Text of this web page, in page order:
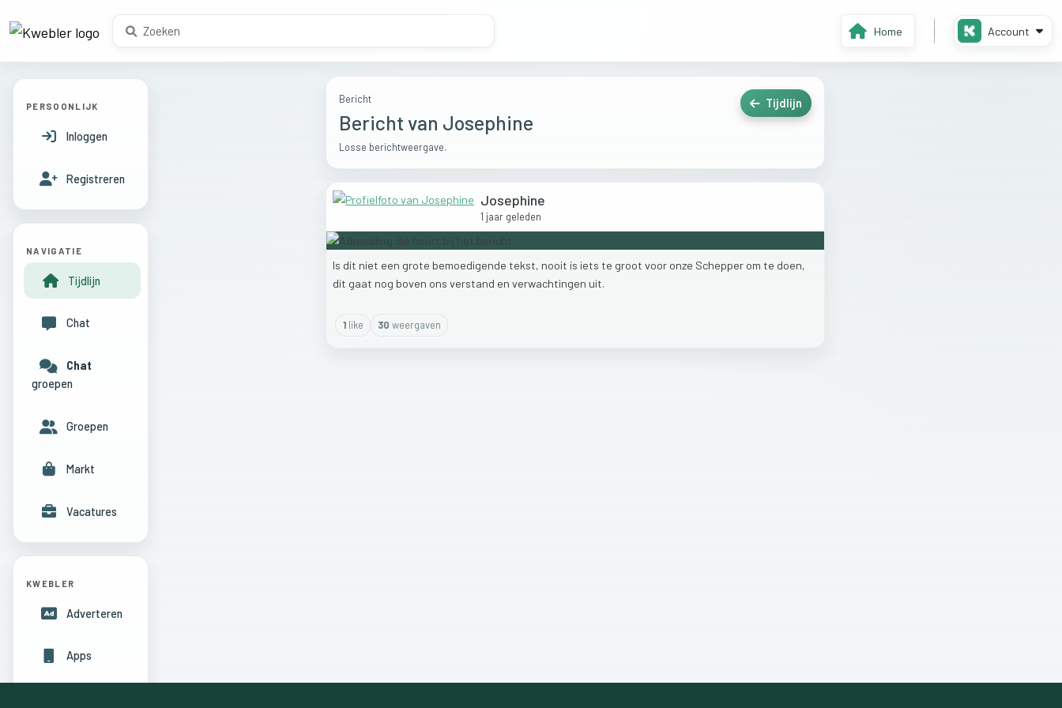
Home Account
Bericht
Bericht van Josephine
Losse berichtweergave.
Tijdlijn
Josephine
1 jaar geleden
Is dit niet een grote bemoedigende tekst, nooit is iets te groot voor onze Schepper om te doen,
dit gaat nog boven ons verstand en verwachtingen uit.
1like 30 weergaven
PERSOONLIJK
Inloggen
Registreren
NAVIGATIE
Tijdlijn
Chat
Chat
groepen
Groepen
Markt
Vacatures
KWEBLER
Adverteren
Apps